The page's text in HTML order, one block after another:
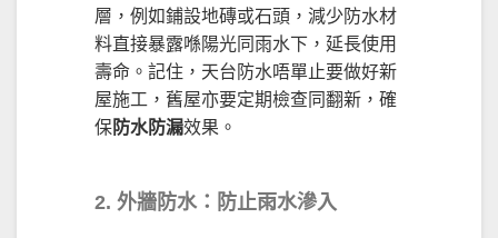
層，例如鋪設地磚或石頭，減少防水材
料直接暴露喺陽光同雨水下，延長使用
壽命。記住，天台防水唔單止要做好新
屋施工，舊屋亦要定期檢查同翻新，確
保防水防漏效果。
2. 外牆防水：防止雨水滲入